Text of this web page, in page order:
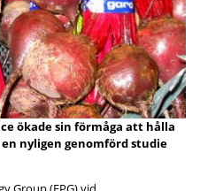
ökade sin förmåga att hålla
nyligen genomförd studie